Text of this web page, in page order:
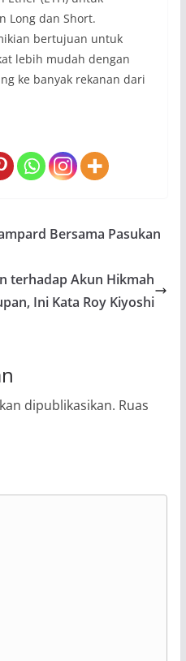
Long dan Short.
bertujuan untuk
lebih mudah dengan
ke banyak rekanan dari
Bersama Pasukan
terhadap Akun Hikmah
Ini Kata Roy Kiyoshi
dipublikasikan. Ruas